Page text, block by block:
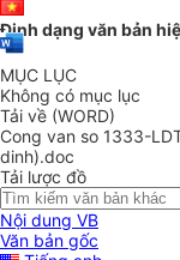
Định dạng văn bản
MỤC LỤC
Không có mục lục
Tải về (WORD)
Cong van so 1333-
dinh).doc
Tải lược đồ
Nội dung VB
Văn bản gốc